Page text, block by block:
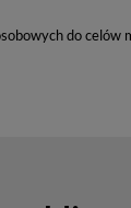
do celów